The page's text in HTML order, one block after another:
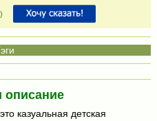
)
описание
казуальная детская